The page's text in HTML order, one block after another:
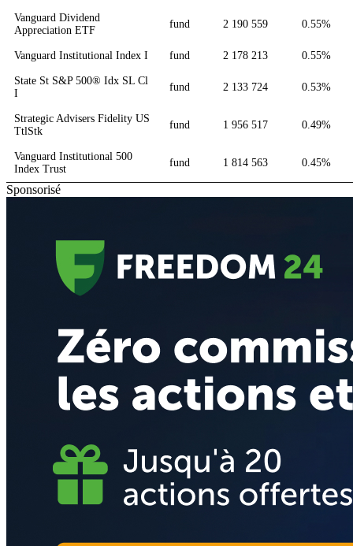
Vanguard Dividend
Appreciation ETF
fund 2 190 559 0.55%
Vanguard Institutional Index I fund 2 178 213 0.55%
State St S&P 500® Idx SL Cl
I
fund 2 133 724 0.53%
Strategic Advisers Fidelity US
TtlStk
fund 1 956 517 0.49%
Vanguard Institutional 500
Index Trust
fund 1 814 563 0.45%
Sponsorisé